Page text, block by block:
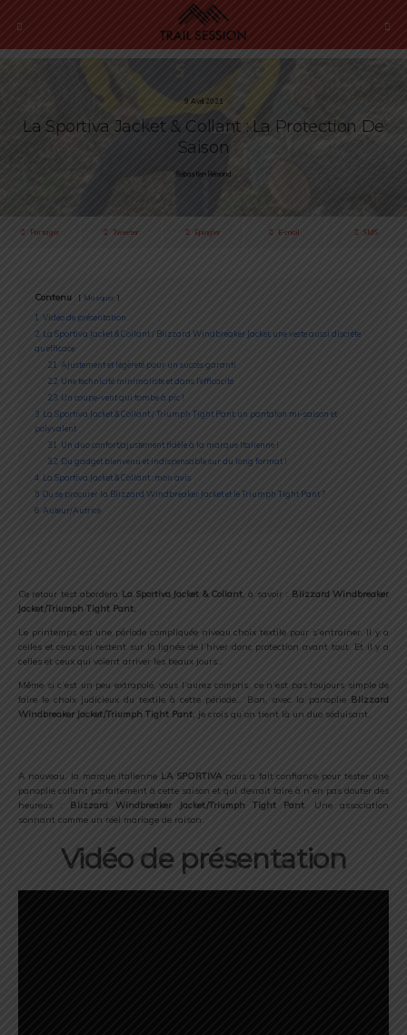
9 Avril 2021
La Sportiva Jacket & Collant : La Protection De
Saison
Sébastien Rémond
Partager Tweeter Épingler E-mail SMS
Contenu Masquer
1 Vidéo de présentation
2 La Sportiva Jacket & Collant / Blizzard Windbreaker Jacket, une veste aussi discrète
qu’efficace
2.1
Ajustement et légèreté pour un succès garanti
2.2 Une technicité minimaliste et dans l’efficacité
2.3 Un coupe-vent qui tombe à pic !
3 La Sportiva Jacket & Collant / Triumph Tight Pant, un pantalon mi-saison et
polyvalent
3.1
Un duo confort/ajustement fidèle à la marque Italienne !
3.2 Du gadget bienvenu et indispensable sur du long format !
4 La Sportiva Jacket & Collant : mon avis
5 Ou se procurer la Blizzard Windbreaker Jacket et le Triumph Tight Pant ?
6 Auteur/Autrice
Ce retour test abordera La Sportiva Jacket & Collant, à savoir : Blizzard Windbreaker
Jacket/Triumph Tight Pant.
Le printemps est une période compliquée niveau choix textile pour s’entrainer. Il y a
celles et ceux qui restent sur la lignée de l’hiver donc protection avant tout. Et il y a
celles et ceux qui voient arriver les beaux jours…
Même si c’est un peu extrapolé, vous l’aurez compris, ce n’est pas toujours simple de
faire le choix judicieux du textile à cette période… Bon, avec la panoplie Blizzard
Windbreaker Jacket/Triumph Tight Pant, je crois qu’on tient là un duo séduisant.
A nouveau, la marque italienne LA SPORTIVA nous a fait confiance pour tester une
panoplie collant parfaitement à cette saison et qui devrait faire à n’en pas douter des
heureux : Blizzard Windbreaker Jacket/Triumph Tight Pant. Une association
sonnant comme un réel mariage de raison.
Vidéo de présentation